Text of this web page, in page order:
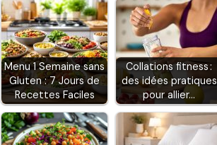
Menu 1 Semaine sans
Gluten : 7 Jours de
Recettes Faciles
Collations fitness :
des idées pratiques
pour allier…